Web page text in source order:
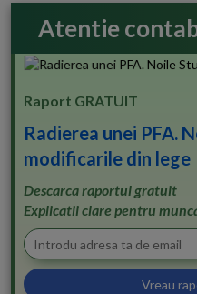
Atentie
Raport GRATUIT
Radierea unei PFA.
modificarile din lege
Descarca raportul gratuit
Explicatii clare pentru